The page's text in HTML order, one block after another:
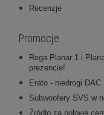
Recenzje
Promocje
Rega Planar 1 i
prezencie!
Erato - niedrogi
Subwoofery SVS w
Źródło za połowę